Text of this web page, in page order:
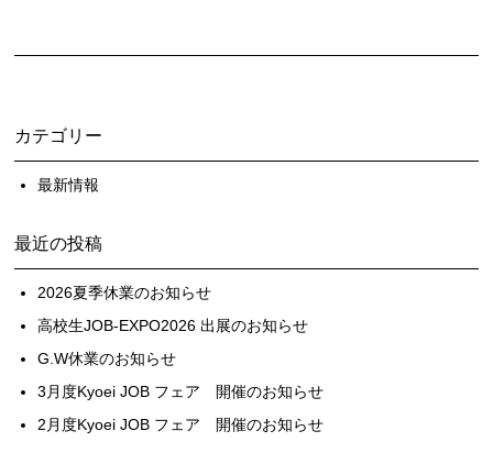
カテゴリー
最新情報
最近の投稿
2026夏季休業のお知らせ
高校生JOB-EXPO2026 出展のお知らせ
G.W休業のお知らせ
3月度Kyoei JOB フェア 開催のお知らせ
2月度Kyoei JOB フェア 開催のお知らせ